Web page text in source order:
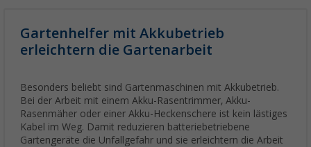
Gartenhelfer mit Akkubetrieb
erleichtern die Gartenarbeit
Besonders beliebt sind Gartenmaschinen mit Akkubetrieb.
Bei der Arbeit mit einem Akku-Rasentrimmer, Akku-
Rasenmäher oder einer Akku-Heckenschere ist kein lästiges
Kabel im Weg. Damit reduzieren batteriebetriebene
Gartengeräte die Unfallgefahr und sie erleichtern die Arbeit